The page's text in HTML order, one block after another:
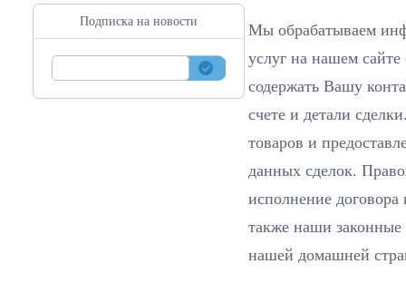
Подписка на новости
Мы обрабатываем
услуг на нашем
содержать Вашу
счете и детали
товаров и
данных сделок.
исполнение
также наши
нашей домашней